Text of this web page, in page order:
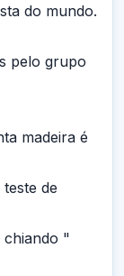
do mundo.
pelo grupo
madeira é
de
chiando "